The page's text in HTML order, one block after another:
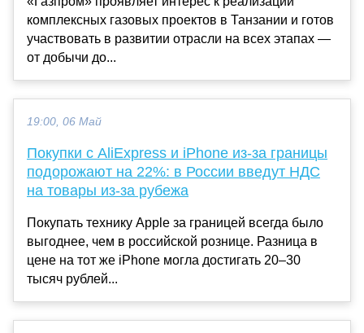
комплексных газовых проектов в Танзании и готов
участвовать в развитии отрасли на всех этапах —
от добычи до...
19:00, 06 Май
Покупки с AliExpress и iPhone из-за границы
подорожают на 22%: в России введут НДС
на товары из-за рубежа
Покупать технику Apple за границей всегда было
выгоднее, чем в российской рознице. Разница в
цене на тот же iPhone могла достигать 20–30
тысяч рублей...